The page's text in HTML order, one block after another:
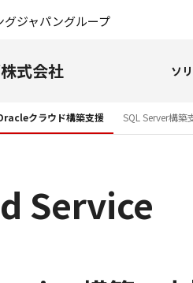
グジャパングループ
式会社 ソ
クラウド構築支援 SQL Server構築
Service